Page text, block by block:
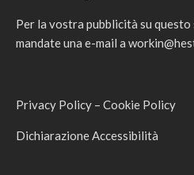
Per la vostra pubblicità su questo
mandate una e-mail a
Privacy Policy – Cookie Policy
Dichiarazione Accessibilità